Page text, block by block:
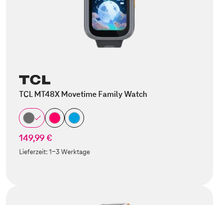
TCL MT48X Movetime Family Watch
149,99 €
Lieferzeit:1-3 Werktage